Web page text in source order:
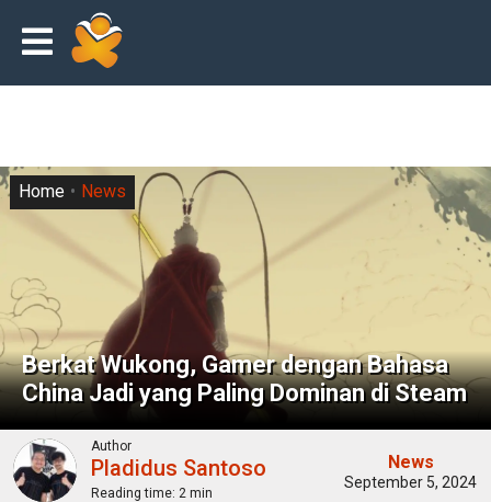
Berkat Wukong, Gamer dengan Bahasa
China Jadi yang Paling Dominan di Steam
Home News
Author
Pladidus Santoso
Reading time: 2 min
News
September 5, 2024